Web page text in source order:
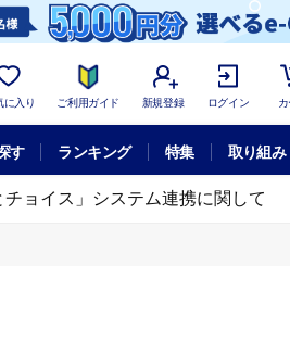
に入り ご利用ガイド 新規登録 ログイン
す ランキング 特集 取り組み
チョイス」システム連携に関して